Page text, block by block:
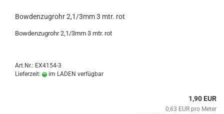
Bowdenzugrohr 2,1/3mm 3 mtr. rot
Bowdenzugrohr 2,1/3mm 3 mtr. rot
Art.Nr.: EX4154-3
Lieferzeit:
im LADEN verfügbar
1,90 EUR
0,63 EUR pro Meter